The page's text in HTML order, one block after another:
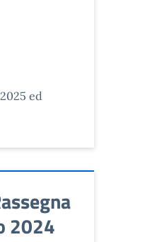
ed
2024